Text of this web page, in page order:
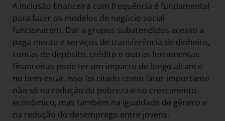
A inclusão financeira com frequência é fundamental
para fazer os modelos de negócio social
funcionarem. Dar a grupos subatendidos acesso a
paga mento e serviços de transferência de dinheiro,
contas de depósito, crédito e outras ferramentas
financeiras pode ter um impacto de longo alcance
no bem-estar. Isso foi citado como fator importante
não só na redução da pobreza e no crescimento
econômico, mas também na igualdade de gênero e
na redução do desemprego entre jovens.